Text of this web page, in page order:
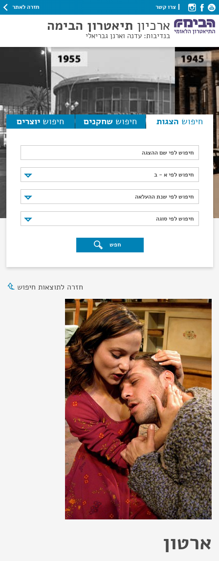
צרו קשר חזרה לאתר
ארכיון תיאטרון הבימה
בנדיבות: עדנה וארנן גבריאלי
חיפוש הצגות חיפוש שחקנים חיפוש יוצרים
חיפוש לפי שם ההצגה
חיפוש לפי א - ב
חיפוש לפי א - ב
חיפוש לפי שנת ההעלאה
חיפוש לפי שנת ההעלאה
חיפוש לפי סוגה
חיפוש לפי סוגה
חפש
חזרה לתוצאות חיפוש
ארטון